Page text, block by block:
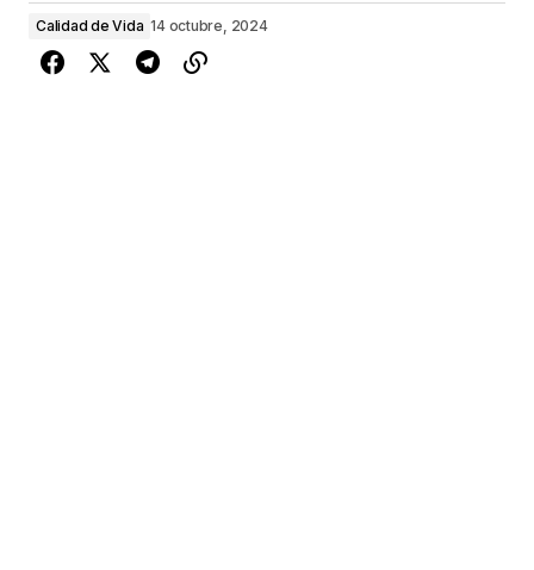
Calidad de Vida 14 octubre, 2024